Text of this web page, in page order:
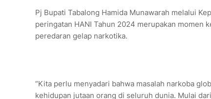
Pj Bupati Tabalong Hamida Munawarah melalui
peringatan HANI Tahun 2024 merupakan momen
peredaran gelap narkotika.
“Kita perlu menyadari bahwa masalah narkoba
kehidupan jutaan orang di seluruh dunia. Mulai